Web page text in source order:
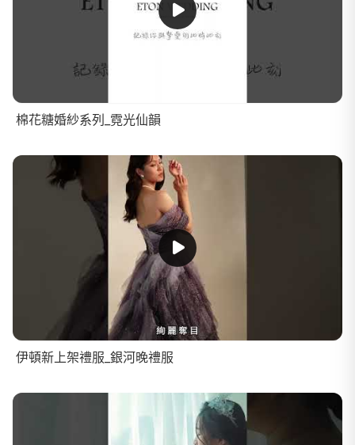
棉花糖婚紗系列_霓光仙韻
伊頓新上架禮服_銀河晚禮服